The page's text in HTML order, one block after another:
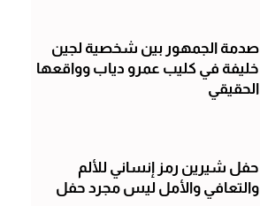
صدمة الجمهور بين شخصية لجين
خليفة في كليب عمرو دياب وواقعها
الحقيقي
حفل شيرين رمز إنساني للألم
والتعافي والأمل ليس مجرد حفل